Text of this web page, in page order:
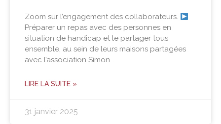
Zoom sur l’engagement des collaborateurs.
Préparer un repas avec des personnes en
situation de handicap et le partager tous
ensemble, au sein de leurs maisons partagées
avec l’association Simon…
LIRE LA SUITE »
31 janvier 2025